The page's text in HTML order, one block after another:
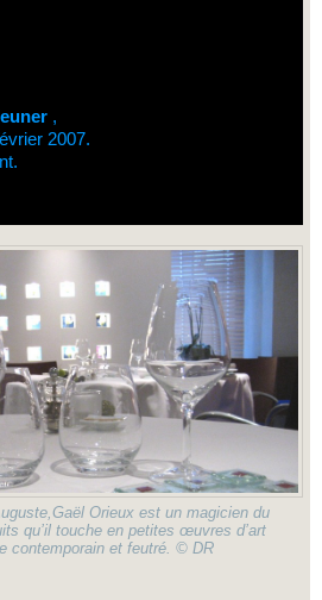
,
2007.
Orieux est un magicien du
qu’il touche en petites œuvres d’art
contemporain et feutré. © DR